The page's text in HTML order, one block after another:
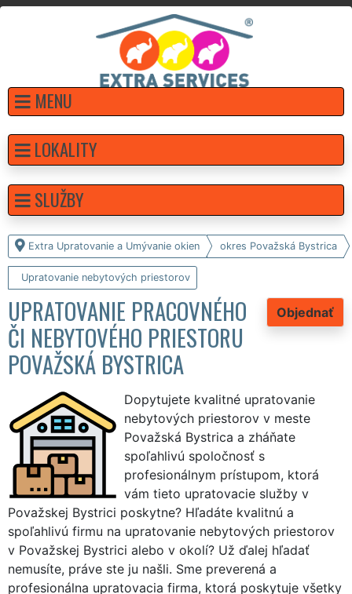
MENU
Extra Upratovanie a Umývanie okien okres Považská Bystrica
Upratovanie nebytových priestorov
Objednať
UPRATOVANIE PRACOVNÉHO
ČI NEBYTOVÉHO PRIESTORU
POVAŽSKÁ BYSTRICA
Dopytujete kvalitné upratovanie
nebytových priestorov v meste
Považská Bystrica a zháňate
spoľahlivú spoločnosť s
profesionálnym prístupom, ktorá
vám tieto upratovacie služby v
Považskej Bystrici poskytne? Hľadáte kvalitnú a
spoľahlivú firmu na upratovanie nebytových priestorov
v Považskej Bystrici alebo v okolí? Už ďalej hľadať
nemusíte, práve ste ju našli. Sme preverená a
profesionálna upratovacia firma, ktorá poskytuje všetky
LOKALITY
SLUŽBY